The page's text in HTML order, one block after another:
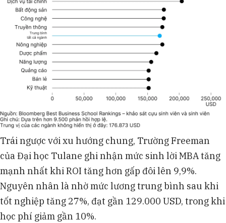
Trái ngược với xu hướng chung, Trường Freeman
của Đại học Tulane ghi nhận mức sinh lời MBA tăng
mạnh nhất khi ROI tăng hơn gấp đôi lên 9,9%.
Nguyên nhân là nhờ mức lương trung bình sau khi
tốt nghiệp tăng 27%, đạt gần 129.000 USD, trong khi
học phí giảm gần 10%.